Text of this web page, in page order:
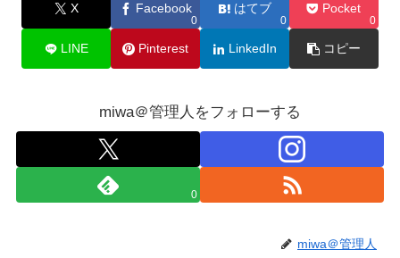
X Facebook
0
はてブ
0
Pocket
0
LINE Pinterest LinkedIn コピー
miwa＠管理人をフォローする
0
miwa＠管理人